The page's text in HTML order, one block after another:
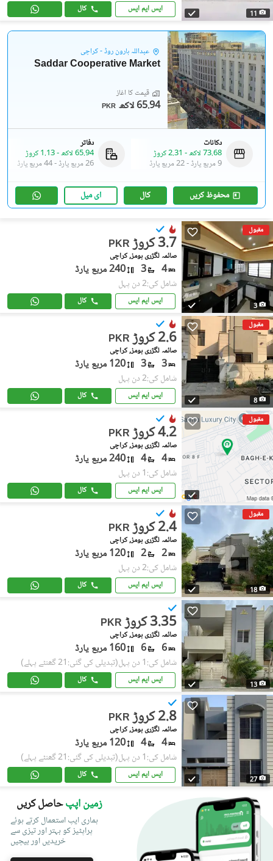
11 ایس ایم ایس کال
عبداللہ ہارون روڈ - کراچی
Saddar Cooperative Market
قیمت کا آغاز
PKR 65.94 لاکھ
دکانات
73.68 لاکھ
- 2.31 کروڑ
9 مربع یارڈ
-22 مربع یارڈ
دفاتر
65.94 لاکھ
-1.13 کروڑ
26 مربع یارڈ
-44 مربع یارڈ
محفوظ کریں کال ای میل
مقبول
3
PKR 3.7 کروڑ
صائمہ لگژری ہومز, کراچی
4
3 240 مربع یارڈ
شامل کی:2 دن پہل
ایس ایم ایس کال
مقبول
8
PKR 2.6 کروڑ
صائمہ لگژری ہومز, کراچی
3
3 120 مربع یارڈ
شامل کی:2 دن پہل
ایس ایم ایس کال
مقبول
PKR 4.2 کروڑ
صائمہ لگژری ہومز, کراچی
4
4 240 مربع یارڈ
شامل کی:1 دن پہل
ایس ایم ایس کال
مقبول
18
PKR 2.4 کروڑ
صائمہ لگژری ہومز, کراچی
2
2 120 مربع یارڈ
شامل کی:2 دن پہل
ایس ایم ایس کال
13
PKR 3.35 کروڑ
صائمہ لگژری ہومز, کراچی
6
6 160 مربع یارڈ
شامل کی:1 دن پہل (تبدیلی کی گئی:21 گھنٹے پہلے)
ایس ایم ایس کال
27
PKR 2.8 کروڑ
صائمہ لگژری ہومز, کراچی
4
4 120 مربع یارڈ
شامل کی:1 دن پہل (تبدیلی کی گئی:21 گھنٹے پہلے)
ایس ایم ایس کال
زمین اپپحاصل کریں
ہماری ایپ استعمال کرتے ہوئے
پراپٹیز کو بہتر اور تیزی سے
خریدیں اور بیچیں